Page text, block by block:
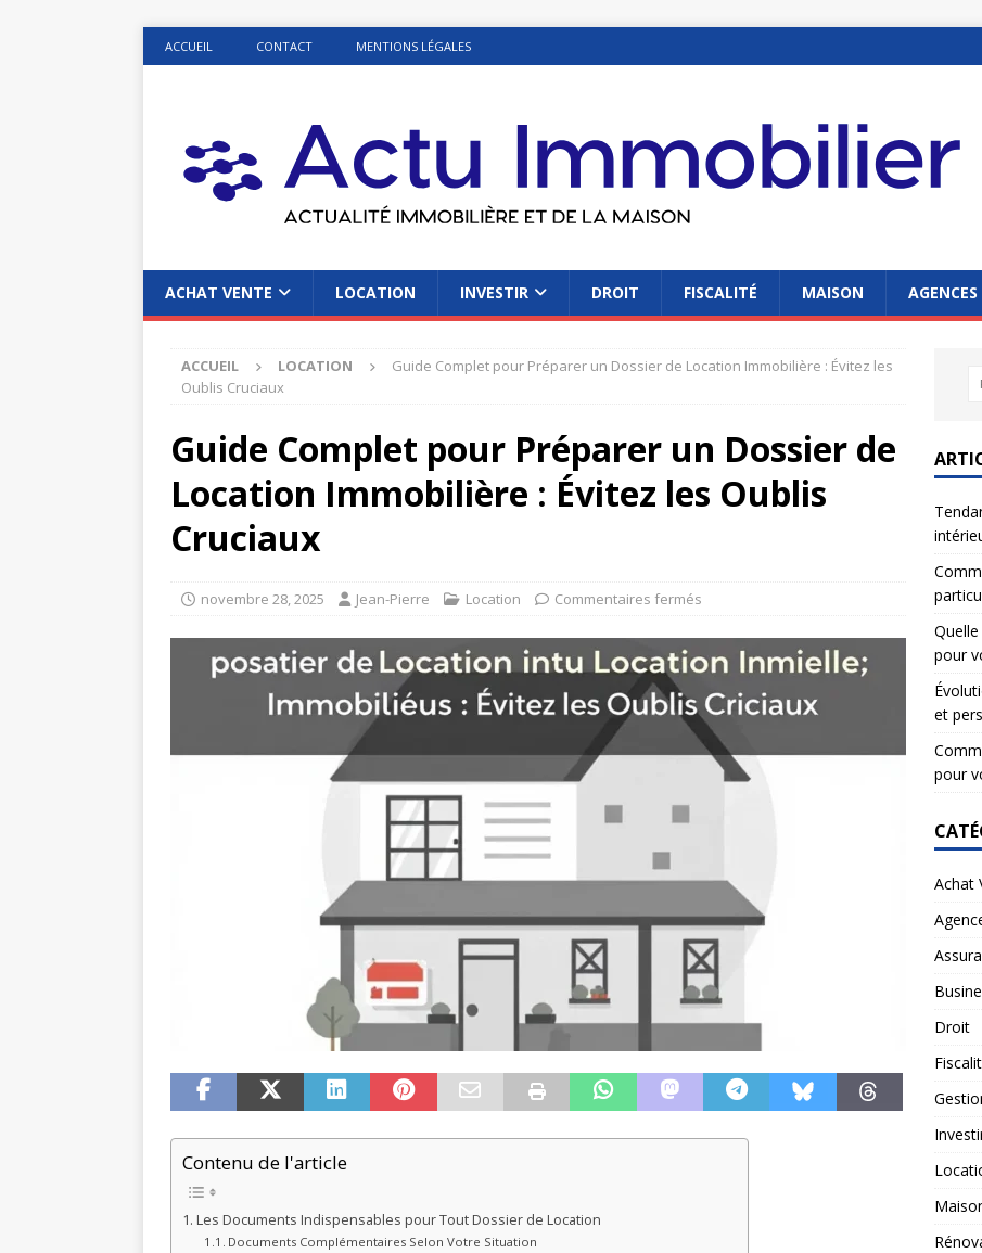
ACCUEIL CONTACT MENTIONS LÉGALES
ACHAT VENTE LOCATION INVESTIR DROIT FISCALITÉ MAISON
ACCUEIL LOCATION
Guide Complet pour Préparer un Dossier de Location Immobilière : Évitez les
Oublis Cruciaux
Guide Complet pour Préparer un Dossier de
Location Immobilière : Évitez les Oublis
Cruciaux
novembre 28, 2025 Jean-Pierre Location Commentaires fermés
Contenu de l'article
Les Documents Indispensables pour Tout Dossier de Location
Documents Complémentaires Selon Votre Situation
pour
et
pour
Achat
Droit